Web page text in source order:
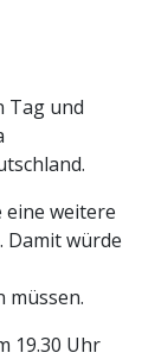
Tag und
weitere
Damit würde
müssen.
19.30 Uhr